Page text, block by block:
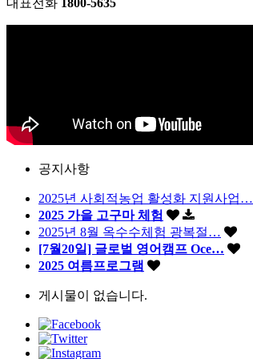
대표전화 1800-5635
공지사항
2025년 사회적농업 활성화 지원사업…
2025 가을 고구마 체험
2025년 8월 옥수수체험 광복절…
[7월20일] 글로벌 영어캠프 Oce…
2025 여름프로그램
게시물이 없습니다.